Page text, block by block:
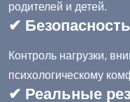
родителей и детей.
✔
Контроль нагрузки,
психологическому
✔ Реальные